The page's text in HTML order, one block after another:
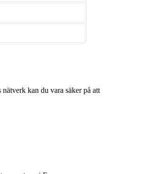
kan du vara säker på att